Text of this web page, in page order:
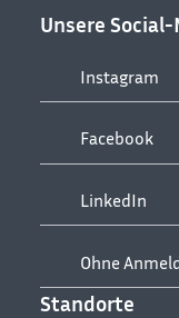
Unsere
Instagram
Facebook
LinkedIn
Ohne
Standorte